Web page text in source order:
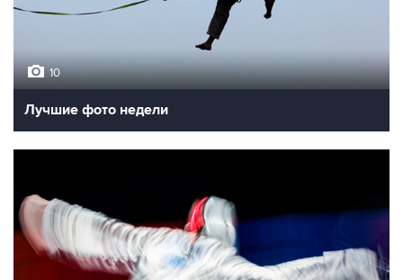
10
Лучшие фото недели